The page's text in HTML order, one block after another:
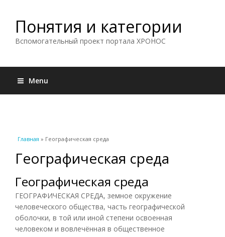
Понятия и категории
Вспомогательный проект портала ХРОНОС
Menu
Вы здесь
Главная » Географическая среда
Географическая среда
Географическая среда
ГЕОГРАФИЧЕСКАЯ СРЕДА, земное окружение
человеческого общества, часть географической
оболочки, в той или иной степени освоенная
человеком и вовлечённая в общественное